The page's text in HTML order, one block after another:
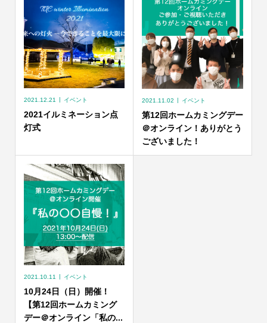
2021.12.21 イベント
2021イルミネーション点
灯式
2021.11.02 イベント
第12回ホームカミングデー
＠オンライン！ありがとう
ございました！
2021.10.11 イベント
10月24日（日）開催！
【第12回ホームカミング
デー＠オンライン「私の...